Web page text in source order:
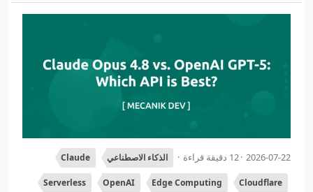
2026-07-22 12 دقيقة قراءة الذكاء الاصطناعي Claude
Cloudflare
Edge Computing
OpenAI
Serverless